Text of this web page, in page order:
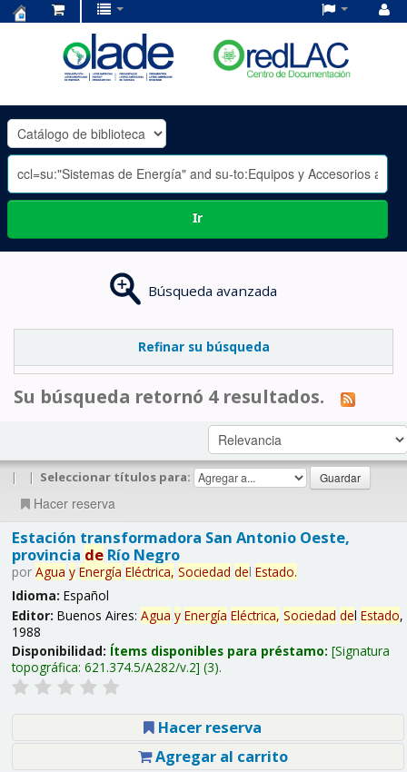
OLADE
-
Ir
Búsqueda avanzada
Refinar su búsqueda
Su búsqueda retornó 4 resultados.
| | Seleccionar títulos para:
Hacer reserva
Estación transformadora San Antonio Oeste,
provincia deRío Negro
por Agua y Energía Eléctrica, Sociedad del Estado.
Idioma: Español
Editor: Buenos Aires: Agua y Energía Eléctrica, Sociedad del Estado,
1988
Disponibilidad: Ítems disponibles para préstamo: Signatura
topográfica: 621.374.5/A282/v.2 (3).
Hacer reserva
Agregar al carrito